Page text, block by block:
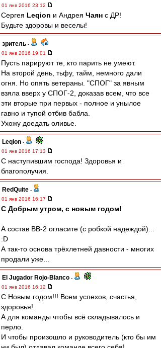
01 янв 2016 23:12
Сергея Leqion и Андрея Чаян с ДР!
Будьте здоровы и веселы!
зpитель -
01 янв 2016 19:01
Пусть парируют те, кто парить не умеют.
На второй день, тьфу, тайм, немного дали
огня. Но опять ветераны. "СПОГ" за явным
взяла вверх у СПОГ-2, доказав всем, что все
эти вторые при первых - полное и унылое
гавно и тупой отбив бабла.
Ухожу доедать оливье.
Leqion -
01 янв 2016 17:13
С наступившим господа! Здоровья и
благополучия.
RedQuite -
01 янв 2016 16:17
С Добрым утром, с новым годом!
А состав ВВ-2 огласите (с робкой надеждой)...
:D
А так-то основа трёхлетней давности - многих
продали уже...
El Jugador Rojo-Blanco -
01 янв 2016 16:12
С Новым годом!!! Всем успехов, счастья,
здоровья!
А для команды чтобы всё складывалось и
перло.
И чтобы произошло и руководитель (кто бы им